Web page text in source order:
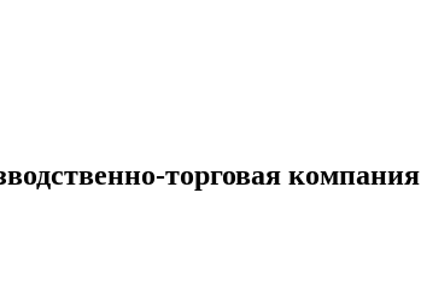
торговая компания